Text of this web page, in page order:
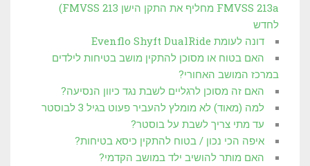
FMVSS 213a מחליף את התקן הישן FMVSS 213)
לחדש
דונה לעומת Evenflo Shyft DualRide
האם בטוח או מסוכן להתקין מושב בטיחות לילדים
במרכז המושב האחורי?
האם זה מסוכן לרגליים לשבת נגד כיוון הנסיעה?
למה (מאוד) לא מומלץ להעביר פעוט בגיל 3 לבוסטר
עד מתי צריך לשבת על בוסטר?
איפה הכי נכון / בטוח להתקין כיסא בטיחות?
האם מותר להושיב ילד במושב הקדמי?